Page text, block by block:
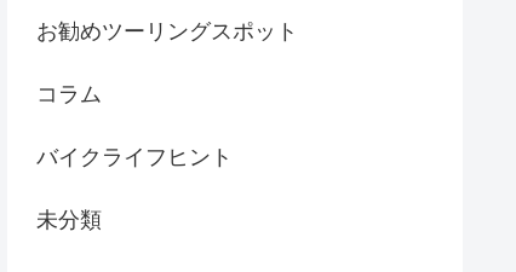
お勧めツーリングスポット
コラム
バイクライフヒント
未分類